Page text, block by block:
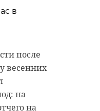
в
после
весенних
на
на